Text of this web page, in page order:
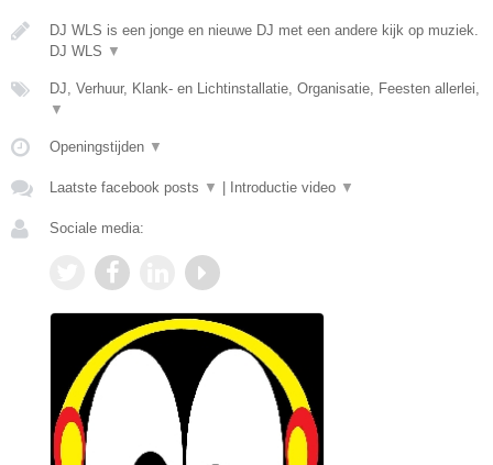
DJ WLS is een jonge en nieuwe DJ met een andere kijk op muziek.
DJ WLS ▼
DJ, Verhuur, Klank- en Lichtinstallatie, Organisatie, Feesten allerlei,
▼
Openingstijden ▼
Laatste facebook posts ▼ Introductie video ▼
Sociale media: